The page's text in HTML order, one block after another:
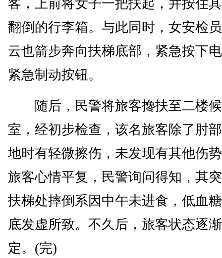
客，上前将女子一把扶起，并按住
翻倒的行李箱。与此同时，女安检
云也箭步奔向扶梯底部，紧急按下
紧急制动按钮。
随后，民警将旅客搀扶至二楼
室，经初步检查，该名旅客除了肘
地时有轻微擦伤，未发现有其他伤
旅客心情平复，民警询问得知，其
扶梯处摔倒系因中午未进食，低血
底发虚所致。不久后，旅客状态逐
定。(完)